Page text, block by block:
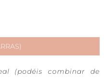
(podéis combinar de